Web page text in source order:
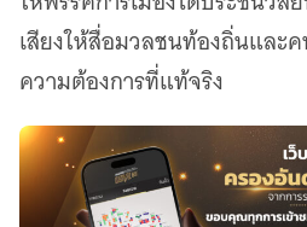
เสียงให้สื่อมวลชนท้องถิ่นและ
ความต้องการที่แท้จริง